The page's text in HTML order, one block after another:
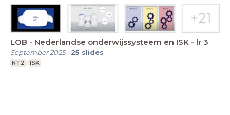
LOB - Nederlandse onderwijssysteem en ISK - lr 3
September 2025- 25 slides
NT2 ISK